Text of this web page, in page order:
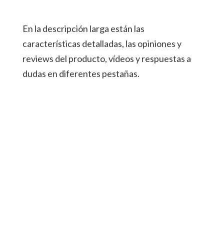
En la descripción larga están las
características detalladas, las opiniones y
reviews del producto, vídeos y respuestas a
dudas en diferentes pestañas.